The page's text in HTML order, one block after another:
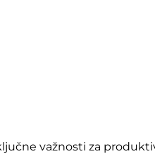
važnosti za